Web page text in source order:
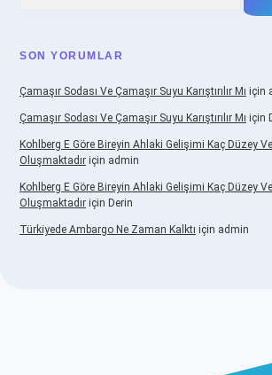
SON YORUMLAR
Çamaşır Sodası Ve Çamaşır Suyu Karıştırılır Mı için
Çamaşır Sodası Ve Çamaşır Suyu Karıştırılır Mı için
Kohlberg E Göre Bireyin Ahlaki Gelişimi Kaç Düzey
Oluşmaktadır için admin
Kohlberg E Göre Bireyin Ahlaki Gelişimi Kaç Düzey
Oluşmaktadır için Derin
Türkiyede Ambargo Ne Zaman Kalktı için admin